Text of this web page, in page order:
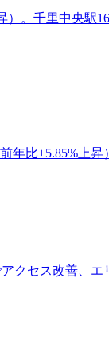
。千里中央駅
比+5.85%上
クセス改善、